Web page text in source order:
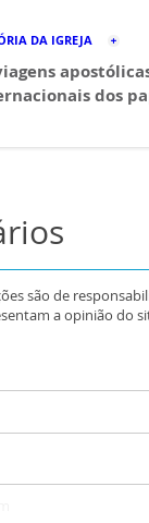
DA IGREJA
dos
são de
a opinião do